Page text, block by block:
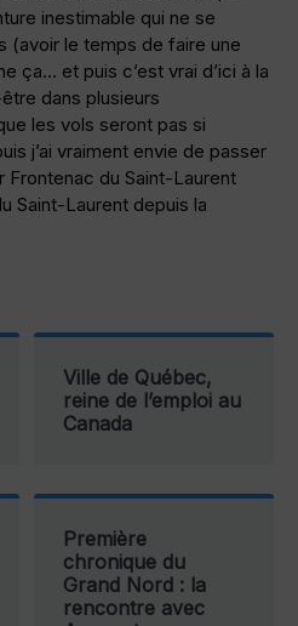
inestimable qui ne se
(avoir le temps de faire une
ça… et puis c’est vrai d’ici à la
dans plusieurs
les vols seront pas si
j’ai vraiment envie de passer
Frontenac du Saint-Laurent
Saint-Laurent depuis la
Ville de Québec,
reine de l’emploi au
Canada
Première
chronique du
Grand Nord : la
rencontre avec